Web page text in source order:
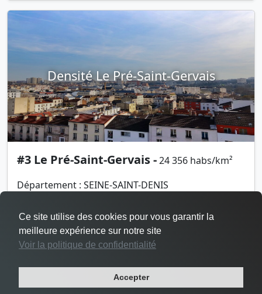
Densité Le Pré-Saint-Gervais
#3 Le Pré-Saint-Gervais -24 356 habs/km²
Département : SEINE-SAINT-DENIS
Superficie : 1 km²
Population : 17 049 habitants
Ce site utilise des cookies pour vous garantir la
meilleure expérience sur notre site
Voir la politique de confidentialité
Accepter